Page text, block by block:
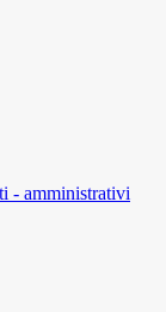
- amministrativi